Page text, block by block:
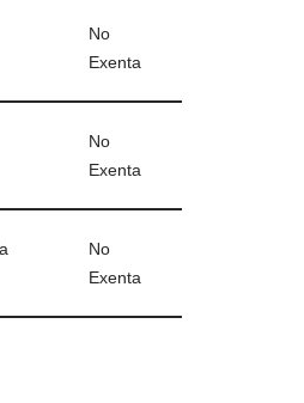
No
Exenta
No
Exenta
No
Exenta